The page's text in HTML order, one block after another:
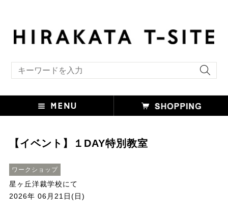
【イベント】１DAY特別教室
ワークショップ
星ヶ丘洋裁学校にて
2026年 06月21日(日)